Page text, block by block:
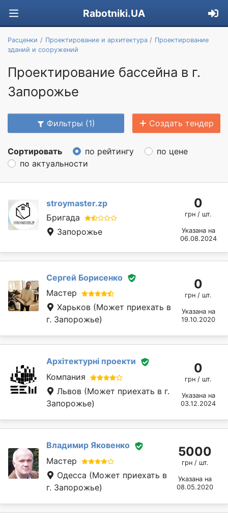
Rabotniki.UA
Расценки Проектирование и архитектура
Проектирование
зданий и сооружений
Проектирование бассейна в г.
Запорожье
Фильтры (1) Создать тендер
Сортировать по рейтингу
по цене
по актуальности
stroymaster.zp
Бригада
Запорожье
0
грн / шт.
Указана на
06.08.2024
Сергей Борисенко
Мастер
Харьков (Может приехать в
г. Запорожье)
0
грн / шт.
Указана на
19.10.2020
Архітектурні проекти
Компания
Львов (Может приехать в г.
Запорожье)
0
грн / шт.
Указана на
03.12.2024
Владимир Яковенко
Мастер
Одесса (Может приехать в
г. Запорожье)
5000
грн / шт.
Указана на
08.05.2020